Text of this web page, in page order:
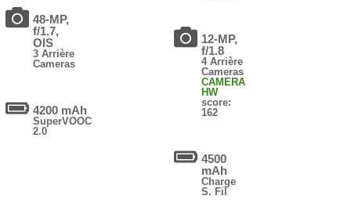
48-MP,
f/1.7,
OIS
3 Arrière
Cameras
4200 mAh
SuperVOOC
2.0
12-MP,
f/1.8
4 Arrière
Cameras
CAMERA
HW
score:
162
4500
mAh
Charge
S. Fil